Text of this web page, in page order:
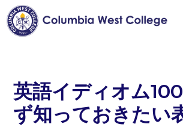
英語イディオム
ず知っておきたい